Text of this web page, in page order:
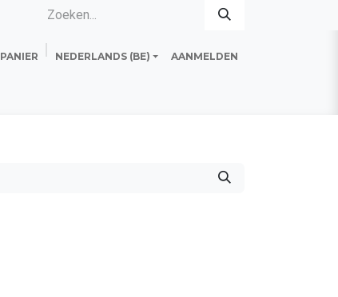
PANIER NEDERLANDS (BE) AANMELDEN